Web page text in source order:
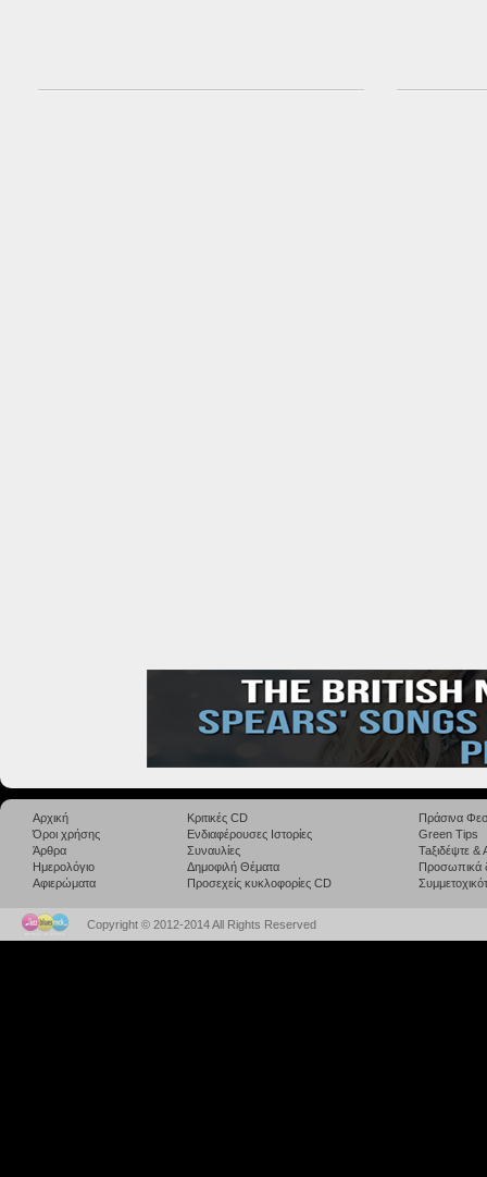
Αρχική
Όροι χρήσης
Άρθρα
Ημερολόγιο
Αφιερώματα
Κριτικές CD
Ενδιαφέρουσες Ιστορίες
Συναυλίες
Δημοφιλή Θέματα
Προσεχείς κυκλοφορίες CD
Πράσινα
Green Tips
Taξιδέψτε
Προσωπικά
Copyright © 2012-2014 All Rights Reserved